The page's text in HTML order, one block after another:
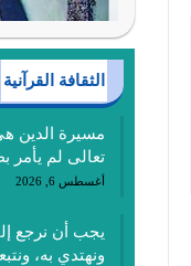
الثقافة القرآنية
مسيرة الدين
تعالى لم يأمر
أغسطس 6, 2026
يجب أن نرجع
ونهتدي به،